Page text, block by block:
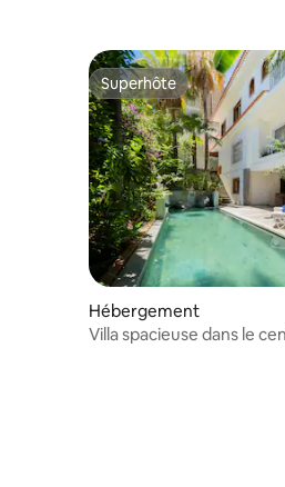
Superhôte
Superhôte
Hébergement
Villa spacieuse dans le